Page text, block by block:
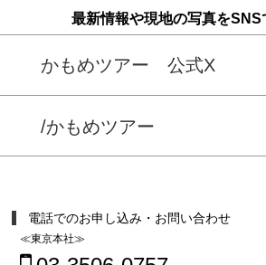
最新情報や現地の写真をSNS
かもめツアー 公式X
/かもめツアー
電話でのお申し込み・お問い合わせ
≪東京本社≫